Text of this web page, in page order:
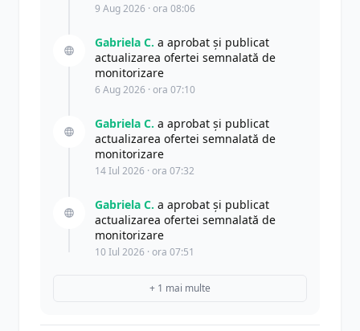
9 Aug 2026 · ora 08:06
Gabriela C. a aprobat și publicat
actualizarea ofertei semnalată de
monitorizare
6 Aug 2026 · ora 07:10
Gabriela C. a aprobat și publicat
actualizarea ofertei semnalată de
monitorizare
14 Iul 2026 · ora 07:32
Gabriela C. a aprobat și publicat
actualizarea ofertei semnalată de
monitorizare
10 Iul 2026 · ora 07:51
+ 1 mai multe